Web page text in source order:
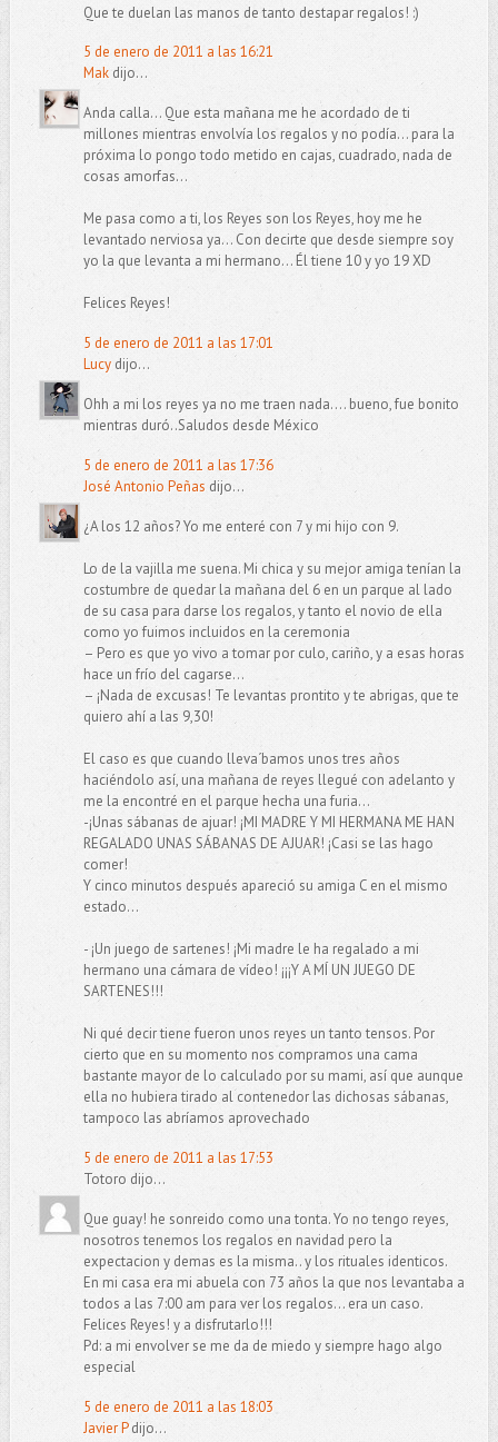
Que te duelan las manos de tanto destapar regalos! :)
5 de enero de 2011 a las 16:21
Makdijo...
Anda calla... Que esta mañana me he acordado de ti
millones mientras envolvía los regalos y no podía... para la
próxima lo pongo todo metido en cajas, cuadrado, nada de
cosas amorfas...
Me pasa como a ti, los Reyes son los Reyes, hoy me he
levantado nerviosa ya... Con decirte que desde siempre soy
yo la que levanta a mi hermano... Él tiene 10 y yo 19 XD
Felices Reyes!
5 de enero de 2011 a las 17:01
Lucydijo...
Ohh a mi los reyes ya no me traen nada.... bueno, fue bonito
mientras duró..Saludos desde México
5 de enero de 2011 a las 17:36
José Antonio Peñas dijo...
¿A los 12 años? Yo me enteré con 7 y mi hijo con 9.
Lo de la vajilla me suena. Mi chica y su mejor amiga tenían la
costumbre de quedar la mañana del 6 en un parque al lado
de su casa para darse los regalos, y tanto el novio de ella
como yo fuimos incluidos en la ceremonia
– Pero es que yo vivo a tomar por culo, cariño, y a esas horas
hace un frío del cagarse…
– ¡Nada de excusas! Te levantas prontito y te abrigas, que te
quiero ahí a las 9,30!
El caso es que cuando lleva´bamos unos tres años
haciéndolo así, una mañana de reyes llegué con adelanto y
me la encontré en el parque hecha una furia…
-¡Unas sábanas de ajuar! ¡MI MADRE Y MI HERMANA ME HAN
REGALADO UNAS SÁBANAS DE AJUAR! ¡Casi se las hago
comer!
Y cinco minutos después apareció su amiga C en el mismo
estado…
- ¡Un juego de sartenes! ¡Mi madre le ha regalado a mi
hermano una cámara de vídeo! ¡¡¡Y A MÍ UN JUEGO DE
SARTENES!!!
Ni qué decir tiene fueron unos reyes un tanto tensos. Por
cierto que en su momento nos compramos una cama
bastante mayor de lo calculado por su mami, así que aunque
ella no hubiera tirado al contenedor las dichosas sábanas,
tampoco las abríamos aprovechado
5 de enero de 2011 a las 17:53
Totoro dijo...
Que guay! he sonreido como una tonta. Yo no tengo reyes,
nosotros tenemos los regalos en navidad pero la
expectacion y demas es la misma.. y los rituales identicos.
En mi casa era mi abuela con 73 años la que nos levantaba a
todos a las 7:00 am para ver los regalos... era un caso.
Felices Reyes! y a disfrutarlo!!!
Pd: a mi envolver se me da de miedo y siempre hago algo
especial
5 de enero de 2011 a las 18:03
Javier Pdijo...